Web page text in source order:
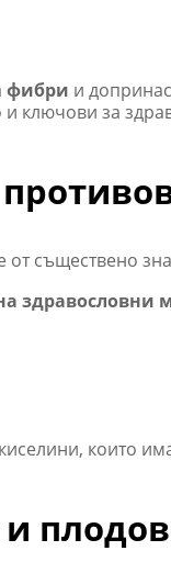
фибри и
ключови за
съществено
здравословни
които